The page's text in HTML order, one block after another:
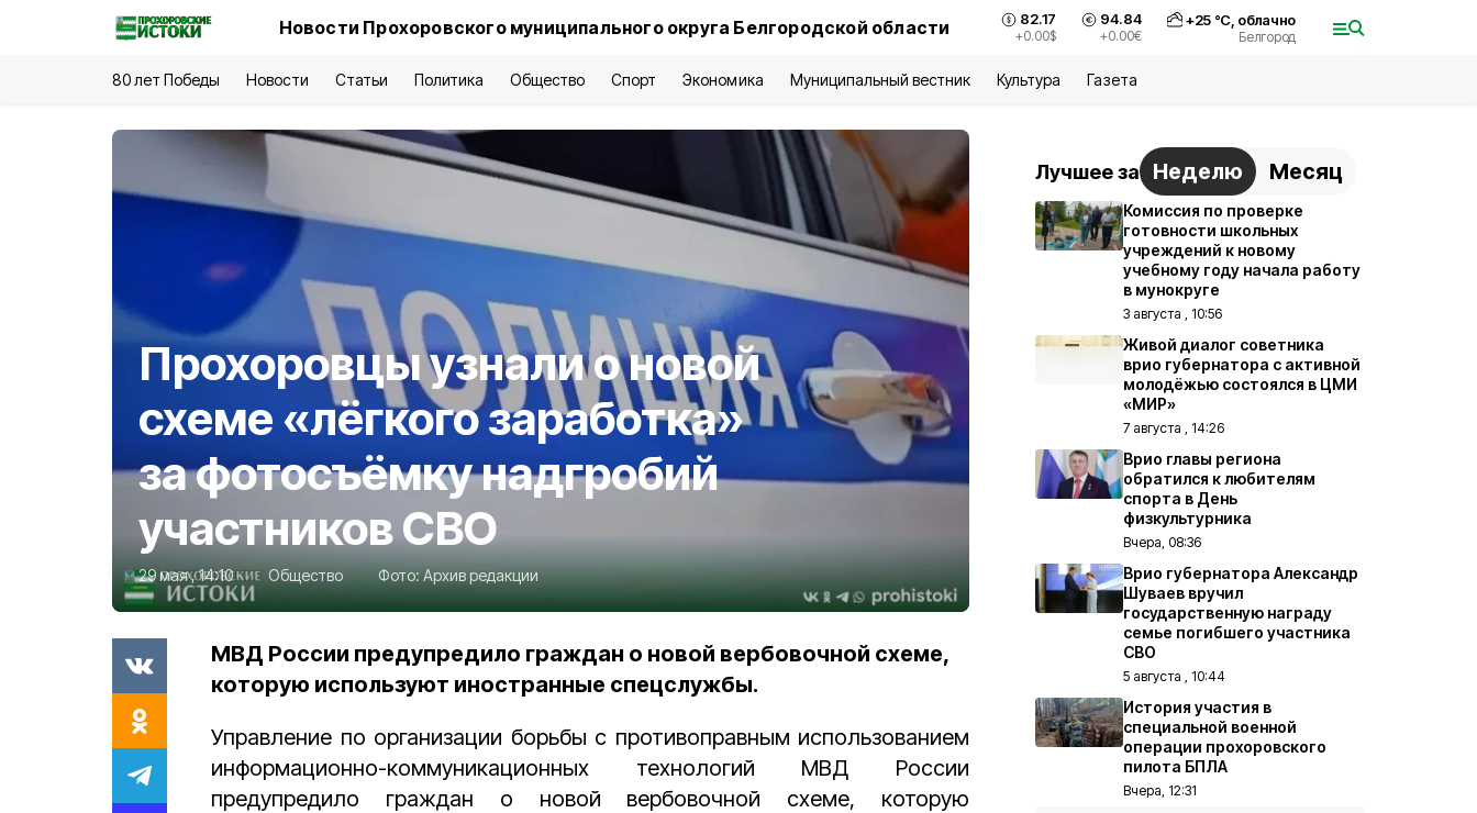
Новости Прохоровского муниципального округа Белгородской области 82.17
+0.00$
94.84
+0.00€
+25°С, облачно
Белгород
80 лет Победы Новости Статьи Политика Общество Спорт Экономика Муниципальный вестник Культура Газета
Прохоровцы узнали о новой
схеме «лёгкого заработка»
за фотосъёмку надгробий
участников СВО
29 мая , 14:10 Общество Фото: Архив редакции
МВД России предупредило граждан о новой вербовочной схеме,
которую используют иностранные спецслужбы.
Управление по организации борьбы с противоправным использованием
информационно-коммуникационных технологий МВД России
предупредило граждан о новой вербовочной схеме, которую
Лучшее за Неделю Месяц
Комиссия по проверке
готовности школьных
учреждений к новому
учебному году начала работу
в мунокруге
3 августа , 10:56
Живой диалог советника
врио губернатора с активной
молодёжью состоялся в ЦМИ
«МИР»
7 августа , 14:26
Врио главы региона
обратился к любителям
спорта в День
физкультурника
Вчера, 08:36
Врио губернатора Александр
Шуваев вручил
государственную награду
семье погибшего участника
СВО
5 августа , 10:44
История участия в
специальной военной
операции прохоровского
пилота БПЛА
Вчера, 12:31